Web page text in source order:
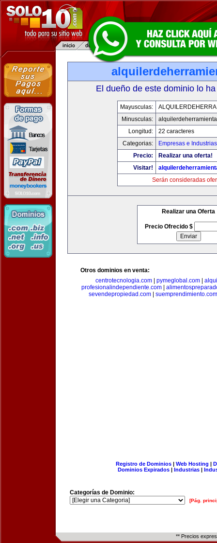
El dueño de este dominio lo
Mayusculas:
Minusculas:
Longitud:
22 caracteres
Categorias:
Empresas e Industrias
Precio:
Realizar una oferta!
Visitar!
Serán consideradas
Realizar una Oferta
Precio Ofrecido $
Otros dominios en venta:
centrotecnologia.com
pymeglobal.com
profesionalindependiente.com
sevendepropiedad.com| suemprendimiento.com
Registro de Dominios| Web Hosting |
Dominios Expirados | Industrias |
Categorías de Dominio:
[Pág.
** Precios